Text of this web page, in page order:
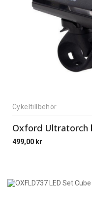
Cykeltillbehör
Oxford Ultratorch
499,00 kr